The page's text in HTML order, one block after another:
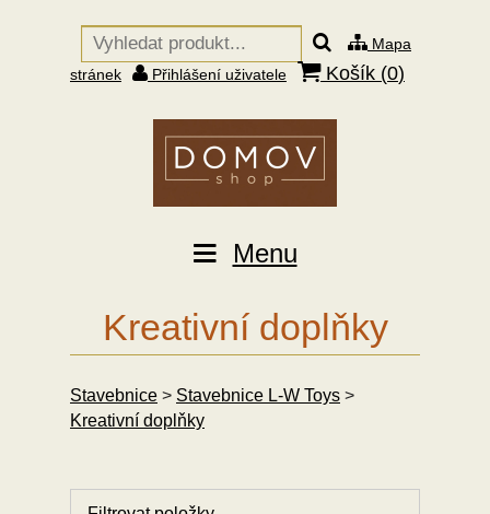
Mapa
stránek
Přihlášení uživatele Košík (0)
Menu
Kreativní doplňky
Stavebnice > Stavebnice L-W Toys >
Kreativní doplňky